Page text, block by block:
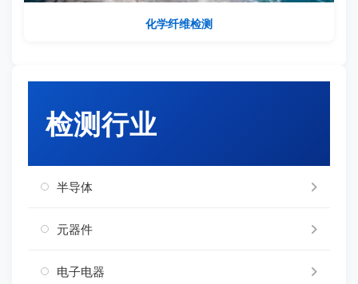
化学纤维检测
检测行业
半导体
元器件
电子电器